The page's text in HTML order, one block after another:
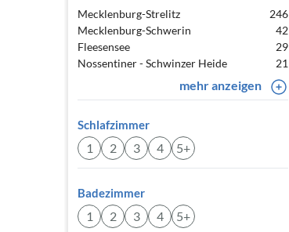
Mecklenburg-Strelitz
246
Mecklenburg-Schwerin
42
Fleesensee
29
Nossentiner - Schwinzer Heide
21
mehr anzeigen
Schlafzimmer
1 2 3 4 5+
Badezimmer
1 2 3 4 5+